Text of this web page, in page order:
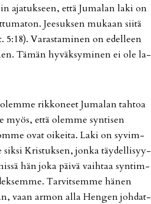
aja­tuk­seen, et­tä Ju­ma­lan laki on
Jee­suk­sen mu­kaan sii­tä
Va­ras­ta­mi­nen on edel­leen
Tä­män hy­väk­sy­mi­nen ei ole la­
rik­ko­neet Ju­ma­lan tah­toa
et­tä olem­me syn­ti­sen
ovat oi­kei­ta. Laki on sy­vim­
sik­si Kris­tuk­sen, jon­ka täy­del­li­syy­
hän joka päi­vä vaih­taa syn­tim­
Tar­vit­sem­me hä­nen
vaan ar­mon al­la Hen­gen joh­dat­